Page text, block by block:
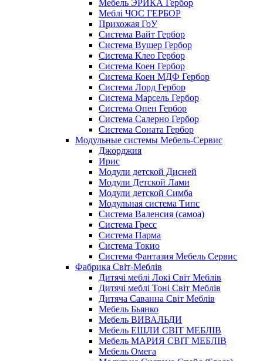
Мебель ЭРИКА Гербор
Меблі ЧОС ГЕРБОР
Прихожая ГоУ
Система Вайт Гербор
Система Вушер Гербор
Система Клео Гербор
Система Коен Гербор
Система Коен МДФ Гербор
Система Лорд Гербор
Система Марсель Гербор
Система Опен Гербор
Система Салерно Гербор
Система Соната Гербор
Модульные системы Мебель-Сервис
Джорджия
Ирис
Модули детской Дисней
Модули Детской Лами
Модули детской Симба
Модульная система Типс
Система Валенсия (самоа)
Система Гресс
Система Парма
Система Токио
Система Фантазия Мебель Сервис
Фабрика Світ-Меблів
Дитячі меблі Локі Світ Меблів
Дитячі меблі Тоні Світ Меблів
Дитяча Саванна Світ Меблів
Мебель Бьянко
Мебель ВИВАЛЬДИ
Мебель ЕШЛИ СВІТ МЕБЛІВ
Мебель МАРИЯ СВІТ МЕБЛІВ
Мебель Омега